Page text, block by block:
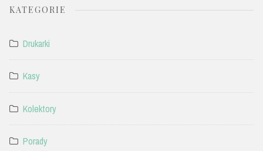
KATEGORIE
Drukarki
Kasy
Kolektory
Porady